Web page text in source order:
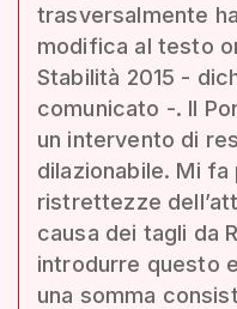
trasversalmente
modifica al testo
Stabilità 2015 -
comunicato -. Il
un intervento di
dilazionabile. Mi
ristrettezze
causa dei tagli da
introdurre questo
una somma